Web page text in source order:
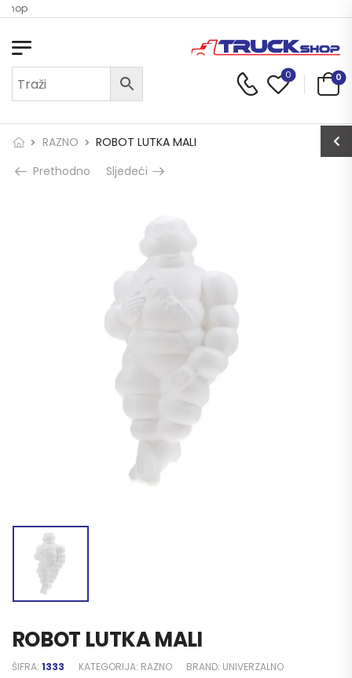
0 0
RAZNO
ROBOT LUTKA MALI
Prethodno
Sljedeći
ROBOT LUTKA MALI
ŠIFRA: 1333 KATEGORIJA: RAZNO BRAND: UNIVERZALNO